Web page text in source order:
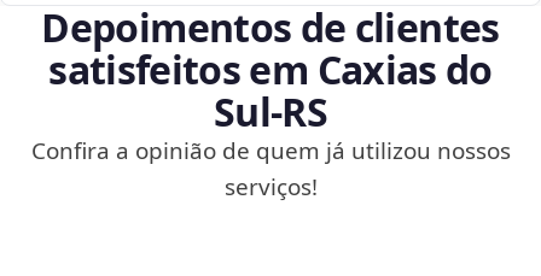
Depoimentos de clientes
satisfeitos em Caxias do
Sul‑RS
Confira a opinião de quem já utilizou nossos
serviços!